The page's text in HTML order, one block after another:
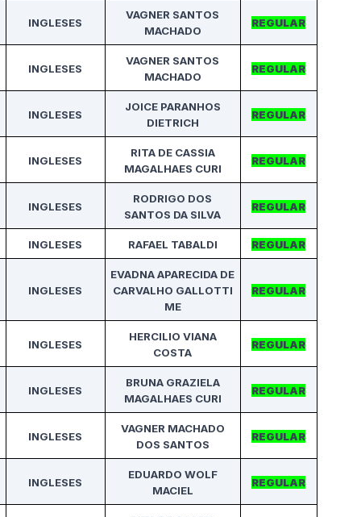
INGLESES
VAGNER SANTOS
MACHADO
REGULAR
INGLESES
VAGNER SANTOS
MACHADO
REGULAR
INGLESES
JOICE PARANHOS
DIETRICH
REGULAR
INGLESES
RITA DE CASSIA
MAGALHAES CURI
REGULAR
INGLESES
RODRIGO DOS
SANTOS DA SILVA
REGULAR
INGLESES RAFAEL TABALDI REGULAR
INGLESES
EVADNA APARECIDA DE
CARVALHO GALLOTTI
ME
REGULAR
INGLESES
HERCILIO VIANA
COSTA
REGULAR
INGLESES
BRUNA GRAZIELA
MAGALHAES CURI
REGULAR
INGLESES
VAGNER MACHADO
DOS SANTOS
REGULAR
INGLESES
EDUARDO WOLF
MACIEL
REGULAR